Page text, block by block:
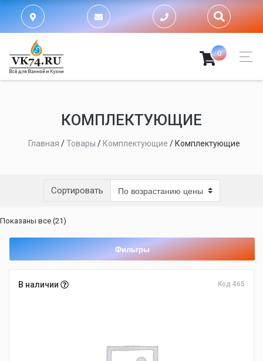
0
КОМПЛЕКТУЮЩИЕ
Главная /Товары / Комплектующие / Комплектующие
Сортировать
Показаны все (21)
Фильтры
В наличии Код 465